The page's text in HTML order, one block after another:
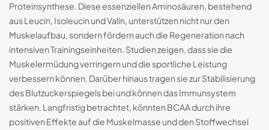
Proteinsynthese. Diese essenziellen Aminosäuren, bestehend
aus Leucin, Isoleucin und Valin, unterstützen nicht nur den
Muskelaufbau, sondern fördern auch die Regeneration nach
intensiven Trainingseinheiten. Studien zeigen, dass sie die
Muskelermüdung verringern und die sportliche Leistung
verbessern können. Darüber hinaus tragen sie zur Stabilisierung
des Blutzuckerspiegels bei und können das Immunsystem
stärken. Langfristig betrachtet, könnten BCAA durch ihre
positiven Effekte auf die Muskelmasse und den Stoffwechsel